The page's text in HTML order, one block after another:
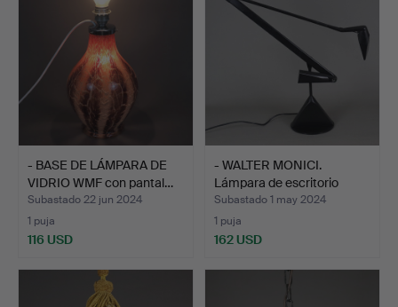
- BASE DE LÁMPARA DE
VIDRIO WMF con pantal…
Subastado 22 jun 2024
1 puja
116 USD
- WALTER MONICI.
Lámpara de escritorio
«Ze…
Subastado 1 may 2024
1 puja
162 USD